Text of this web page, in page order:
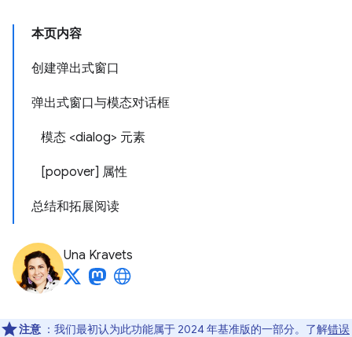
本页内容
创建弹出式窗口
弹出式窗口与模态对话框
模态 <dialog> 元素
[popover] 属性
总结和拓展阅读
Una Kravets
注意 ：我们最初认为此功能属于 2024 年基准版的一部分。了解错误